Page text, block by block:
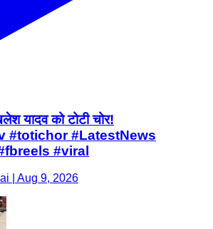
यादव को टोटी चोर!
#totichor #LatestNews
#viral
| Aug 9, 2026